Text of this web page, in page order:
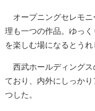
オープニングセレモニ
理も一つの作品。ゆっ
を楽しむ場になるとうれ
西武ホールディングス
ており、内外にしっか
つした。